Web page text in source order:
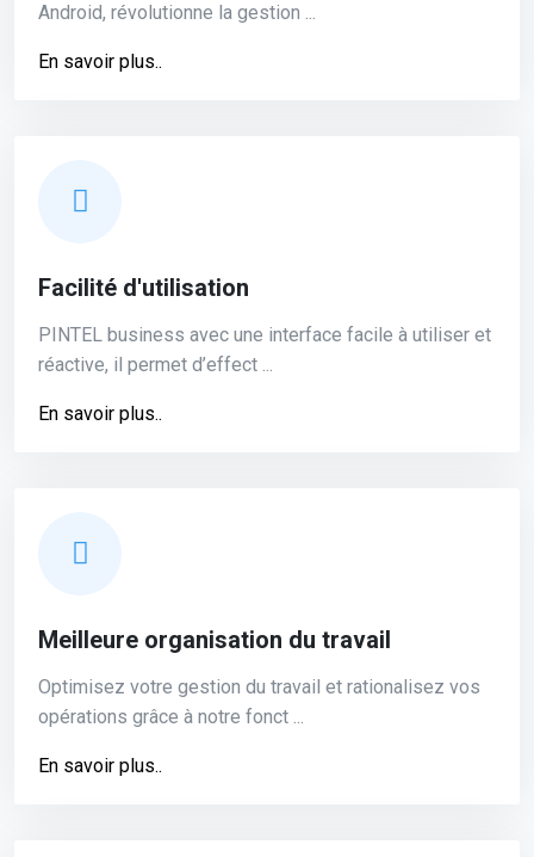
Android, révolutionne la gestion ...
En savoir plus..
Facilité d'utilisation
PINTEL business avec une interface facile à utiliser et
réactive, il permet ‎d’effect ...
En savoir plus..
Meilleure organisation du travail
Optimisez votre gestion du travail et rationalisez vos
opérations grâce à notre fonct ...
En savoir plus..